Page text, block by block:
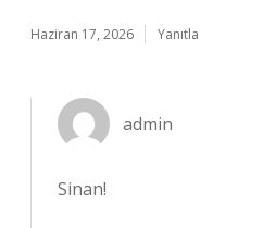
Haziran 17, 2026 Yanıtla
admin
Sinan!